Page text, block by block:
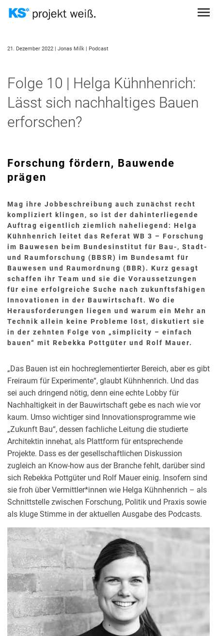
zum
Inhalt
TOPOGRAFISCHE GEGEBENHEITEN
NUTZUNGSKONZEPTE
ÖKOLOGISCHES BAUEN
BRANDSCHUTZ
SICHTMAUERWERK
WÄRMESCHUTZ
DEMOGRAFISCHE GEGEBENHEITEN
RAUMKLIMA
SERIELLES BAUEN
NACHHALTIGES BAUEN
ENERGIEEFFIZIENTES BAUEN
KS-ORIGINAL GMBH
FOLGE 24: PROF.
CHRISTOPH MÄCKLER –
EINFACHHEIT IN DER
STADT
16. JULI 2026
FOLGE 23: RESI – EIN
BÜROGEBÄUDE OHNE
HEIZUNG UND KÜHLUNG
2. APRIL 2026
PODCAST
FOLGE 21: MARTIN HAAS –
SUCHEN
ANMELDEN
21. Dezember 2022 | Jonas Milk | Podcast
Folge 10 | Helga Kühnhenrich:
Lässt sich nachhaltiges Bauen
erforschen?
Forschung fördern, Bauwende
prägen
Mag ihre Jobbeschreibung auch zunächst recht
kompliziert klingen, so ist der dahinterliegende
Auftrag eigentlich ziemlich naheliegend: Helga
Kühnhenrich leitet das Referat WB 3 – Forschung
im Bauwesen beim Bundesinstitut für Bau-, Stadt-
und Raumforschung (BBSR) im Bundesamt für
Bauwesen und Raumordnung (BBR). Kurz gesagt
schaffen ihr Team und sie die Voraussetzungen
für eine erfolgreiche Suche nach zukunftsfähigen
Innovationen in der Bauwirtschaft. Wo die
Herausforderungen liegen und warum ein Mehr an
Technik allein keine Probleme löst, diskutiert sie
in der zehnten Folge von „simplicity – einfach
bauen“ mit Rebekka Pottgüter und Rolf Mauer.
„Das Bauen ist ein hochreglementierter Bereich, aber es gibt
Freiraum für Experimente“, glaubt Kühnhenrich. Und das
sei auch dringend nötig, denn eine echte Lobby für
Nachhaltigkeit in der Bauwirtschaft gebe es nach wie vor
kaum. Umso wichtiger sind Innovationsprogramme wie
„Zukunft Bau“, dessen fachliche Leitung die studierte
Architektin innehat, als Plattform für entsprechende
Projekte. Dass es der gesellschaftlichen Diskussion
zugleich an Know-how aus der Branche fehlt, darüber sind
sich Rebekka Pottgüter und Rolf Mauer einig. Insofern sind
sie froh über Vermittler*innen wie Helga Kühnhenrich – als
Schnittstelle zwischen Forschung, Politik und Praxis sowie
als kluge Stimme in der aktuellen Ausgabe des Podcasts.